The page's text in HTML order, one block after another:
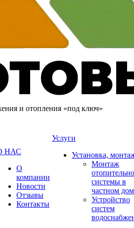
и отопления «под ключ»
НАС
О
компании
Новости
Отзывы
Контакты
Услуги
Установка,
Монтаж
системы в
частном
Устройство
систем